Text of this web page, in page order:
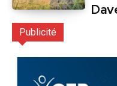
Publicité